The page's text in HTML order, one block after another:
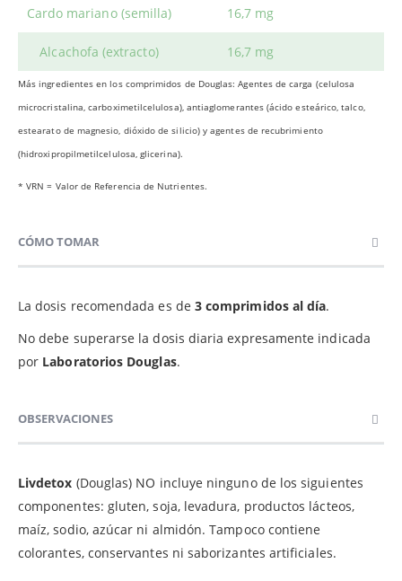
Cardo mariano (semilla) 16,7 mg
Alcachofa (extracto) 16,7 mg
Más ingredientes en los comprimidos de Douglas: Agentes de carga (celulosa
microcristalina, carboximetilcelulosa), antiaglomerantes (ácido esteárico, talco,
estearato de magnesio, dióxido de silicio) y agentes de recubrimiento
(hidroxipropilmetilcelulosa, glicerina).
* VRN = Valor de Referencia de Nutrientes.
CÓMO TOMAR
La dosis recomendada es de 3 comprimidos al día.
No debe superarse la dosis diaria expresamente indicada
por Laboratorios Douglas.
OBSERVACIONES
Livdetox (Douglas) NO incluye ninguno de los siguientes
componentes: gluten, soja, levadura, productos lácteos,
maíz, sodio, azúcar ni almidón. Tampoco contiene
colorantes, conservantes ni saborizantes artificiales.